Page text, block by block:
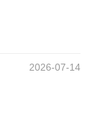
2026-07-14